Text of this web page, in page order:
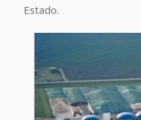
Estado.